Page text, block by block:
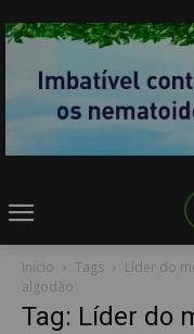
Início Tags
Líder do
algodão
Tag: Líder do